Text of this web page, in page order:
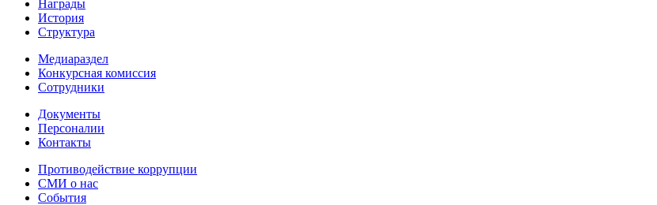
Награды
История
Структура
Медиараздел
Конкурсная комиссия
Сотрудники
Документы
Персоналии
Контакты
Противодействие коррупции
СМИ о нас
События